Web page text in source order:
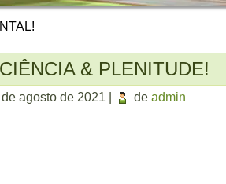
& PLENITUDE!
agosto de 2021 de admin